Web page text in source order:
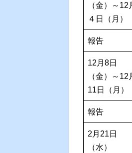
（金）～12
４日（月）
報告
12月8日
（金）～12
11日（月）
報告
2月21日
（水）